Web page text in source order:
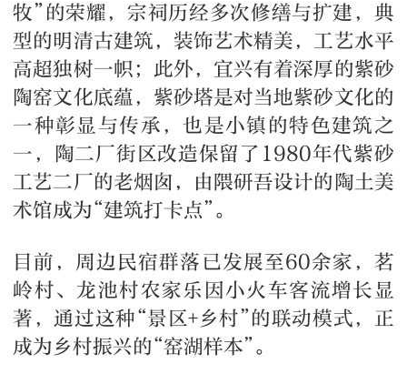
牧”的荣耀，宗祠历经多次修缮与扩建，典
型的明清古建筑，装饰艺术精美，工艺水平
高超独树一帜；此外，宜兴有着深厚的紫砂
陶窑文化底蕴，紫砂塔是对当地紫砂文化的
一种彰显与传承，也是小镇的特色建筑之
一，陶二厂街区改造保留了1980年代紫砂
工艺二厂的老烟囱，由隈研吾设计的陶土美
术馆成为“建筑打卡点”。
目前，周边民宿群落已发展至60余家，茗
岭村、龙池村农家乐因小火车客流增长显
著，通过这种“景区+乡村”的联动模式，正
成为乡村振兴的“窑湖样本”。